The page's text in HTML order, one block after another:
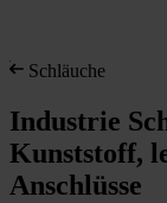
Schläuche
Industrie
Kunststoff,
Anschlüsse